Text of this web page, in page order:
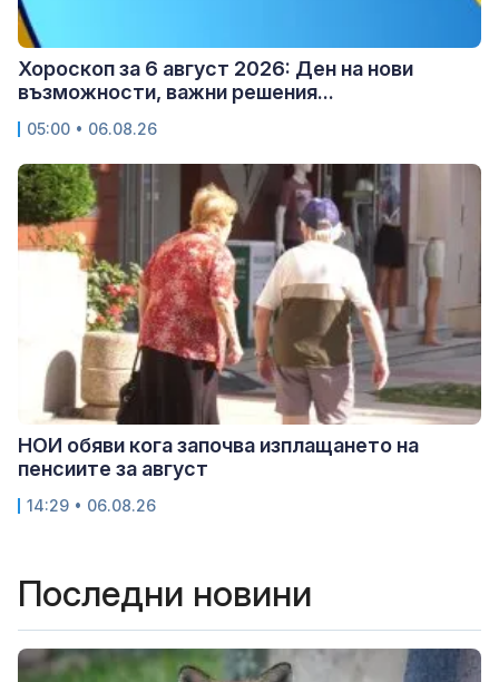
Хороскоп за 6 август 2026: Ден на нови
възможности, важни решения...
05:00 • 06.08.26
НОИ обяви кога започва изплащането на
пенсиите за август
14:29 • 06.08.26
Последни новини